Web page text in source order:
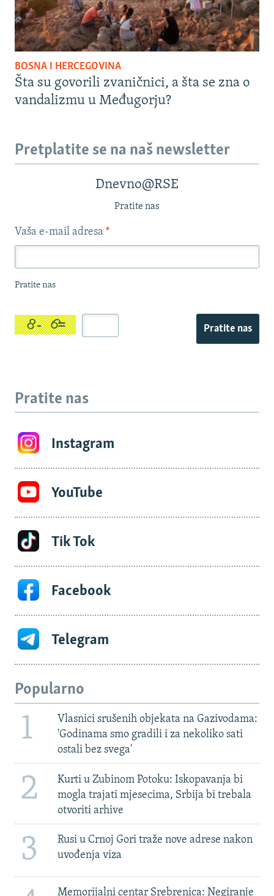
BOSNA I HERCEGOVINA
Šta su govorili zvaničnici, a šta se zna o
vandalizmu u Međugorju?
Pretplatite se na naš newsletter
Dnevno@RSE
Pratite nas
Vaša e-mail adresa *
Pratite nas
Pratite nas
Pratite nas
Instagram
YouTube
Tik Tok
Facebook
Telegram
Popularno
1
Vlasnici srušenih objekata na Gazivodama:
'Godinama smo gradili i za nekoliko sati
ostali bez svega'
2
Kurti u Zubinom Potoku: Iskopavanja bi
mogla trajati mjesecima, Srbija bi trebala
otvoriti arhive
3
Rusi u Crnoj Gori traže nove adrese nakon
uvođenja viza
Memorijalni centar Srebrenica: Negiranje